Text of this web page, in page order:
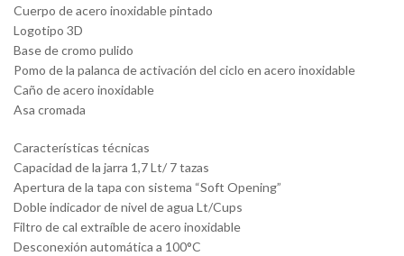
Cuerpo de acero inoxidable pintado
Logotipo 3D
Base de cromo pulido
Pomo de la palanca de activación del ciclo en acero inoxidable
Caño de acero inoxidable
Asa cromada
Características técnicas
Capacidad de la jarra 1,7 Lt/ 7 tazas
Apertura de la tapa con sistema “Soft Opening”
Doble indicador de nivel de agua Lt/Cups
Filtro de cal extraíble de acero inoxidable
Desconexión automática a 100°C